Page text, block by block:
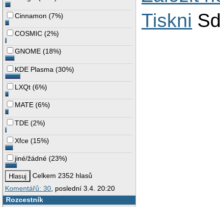
Cinnamon (7%)
COSMIC (2%)
GNOME (18%)
KDE Plasma (30%)
LXQt (6%)
MATE (6%)
TDE (2%)
Xfce (15%)
jiné/žádné (23%)
Celkem 2352 hlasů
Komentářů: 30 , poslední 3.4. 20:20
Rozcestník
Tiskni